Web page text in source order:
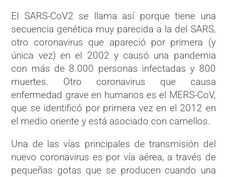
El SARS-CoV2 se llama así porque tiene una
secuencia genética muy parecida a la del SARS,
otro coronavirus que apareció por primera (y
única vez) en el 2002 y causó una pandemia
con más de 8.000 personas infectadas y 800
muertes. Otro coronavirus que causa
enfermedad grave en humanos es el MERS-CoV,
que se identificó por primera vez en el 2012 en
el medio oriente y está asociado con camellos.
Una de las vías principales de transmisión del
nuevo coronavirus es por vía aérea, a través de
pequeñas gotas que se producen cuando una